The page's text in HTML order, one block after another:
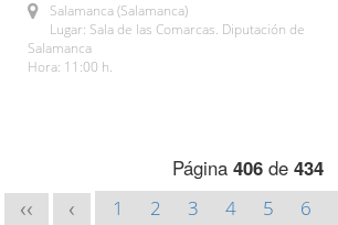
Salamanca (Salamanca)
Lugar: Sala de las Comarcas. Diputación de
Salamanca
Hora: 11:00 h.
Página 406de 434
<< < 1 2 3 4 5 6